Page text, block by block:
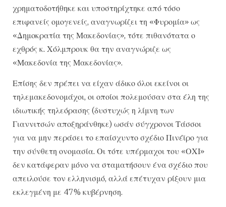
χρηματοδοτήθηκε και υποστηρίχτηκε από τόσο
επιφανείς ομογενείς, αναγνωρίζει τη «Φυρομία» ως
«Δημοκρατία της Μακεδονίας», τότε πιθανότατα ο
εχθρός κ. Χόλμπρουκ θα την αναγνώριζε ως
«Μακεδονία της Μακεδονίας».
Επίσης δεν πρέπει να είχαν άδικο όλοι εκείνοι οι
τηλεμακεδονομάχοι, οι οποίοι πολεμούσαν στα έλη της
ιδιωτικής τηλεόρασης (δυστυχώς η λίμνη των
Γιαννιτσών αποξηράνθηκε) ωσάν σύγχρονοι Τάσσοι
για να μην περάσει το επαίσχυντο σχέδιο Πινέϊρο για
την σύνθετη ονομασία. Οι τότε υπέρμαχοι του «ΟΧΙ»
δεν κατάφεραν μόνο να σταματήσουν ένα σχέδιο που
απειλούσε τον ελληνισμό, αλλά επέτυχαν ρίξουν μια
εκλεγμένη με 47% κυβέρνηση.